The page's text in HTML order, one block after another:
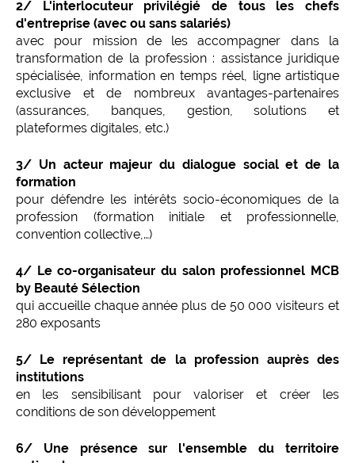
2/ L'interlocuteur privilégié de tous les chefs
d'entreprise (avec ou sans salariés)
avec pour mission de les accompagner dans la
transformation de la profession : assistance juridique
spécialisée, information en temps réel, ligne artistique
exclusive et de nombreux avantages-partenaires
(assurances, banques, gestion, solutions et
plateformes digitales, etc.)
3/ Un acteur majeur du dialogue social et de la
formation
pour défendre les intérêts socio-économiques de la
profession (formation initiale et professionnelle,
convention collective,…)
4/ Le co-organisateur du salon professionnel MCB
by Beauté Sélection
qui accueille chaque année plus de 50 000 visiteurs et
280 exposants
5/ Le représentant de la profession auprès des
institutions
en les sensibilisant pour valoriser et créer les
conditions de son développement
6/ Une présence sur l'ensemble du territoire